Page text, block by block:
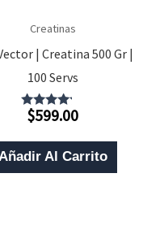
Creatinas
| Creatina 500 Gr |
100 Servs
Valorado
4.00
De 5
$599.00
Al Carrito